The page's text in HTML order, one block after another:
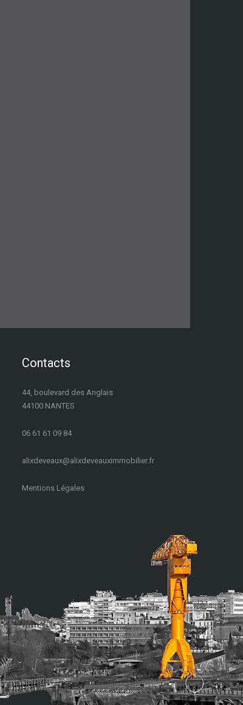
Contacts
44, boulevard des Anglais
44100 NANTES
06 61 61 09 84
a lixdeveaux@alixdeveauximmobilier.fr
Mentions Légales